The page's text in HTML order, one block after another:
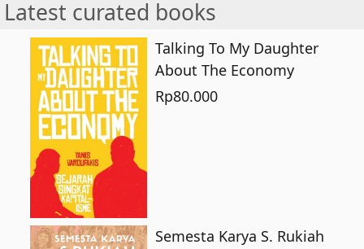
Latest curated books
Talking To My Daughter
About The Economy
Rp80.000
Semesta Karya S. Rukiah